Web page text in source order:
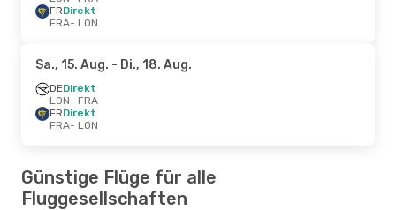
FRDirekt
FRA- LON
Sa., 15. Aug. - Di., 18. Aug.
DEDirekt
LON- FRA
FRDirekt
FRA- LON
Günstige Flüge für alle
Fluggesellschaften